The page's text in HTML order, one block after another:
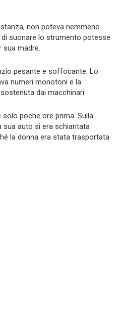
non poteva nemmeno
suonare lo strumento potesse
sua madre.
pesante e soffocante. Lo
numeri monotoni e la
dai macchinari.
poche ore prima. Sulla
sua auto si era schiantata
la donna era stata trasportata